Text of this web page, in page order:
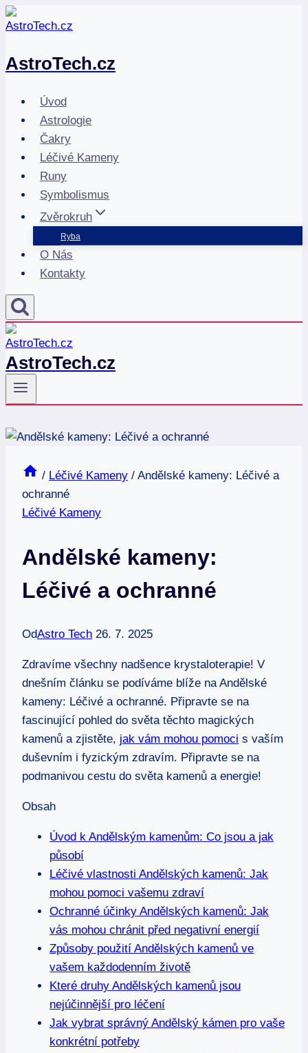
Přeskočit
na
AstroTech.cz
Úvod
Astrologie
Čakry
Léčivé Kameny
Runy
Symbolismus
Zvěrokruh
Ryba
O Nás
Kontakty
AstroTech.cz
/ Léčivé Kameny / Andělské kameny: Léčivé a
ochranné
Léčivé Kameny
Andělské kameny:
Léčivé a ochranné
OdAstro Tech 26. 7. 2025
Zdravíme všechny nadšence krystaloterapie! V
dnešním článku se podíváme blíže na Andělské
kameny: Léčivé a ochranné. Připravte se na
fascinující pohled do světa těchto magických
kamenů a zjistěte, jak vám mohou pomoci s vaším
duševním i fyzickým zdravím. Připravte se na
podmanivou cestu do světa kamenů a energie!
Obsah
Úvod k Andělským kamenům: Co jsou a jak
působí
Léčivé vlastnosti Andělských kamenů: Jak
mohou pomoci vašemu zdraví
Ochranné účinky Andělských kamenů: Jak
vás mohou chránit před negativní energií
Způsoby použití Andělských kamenů ve
vašem každodenním životě
Které druhy Andělských kamenů jsou
nejúčinnější pro léčení
Jak vybrat správný Andělský kámen pro vaše
konkrétní potřeby